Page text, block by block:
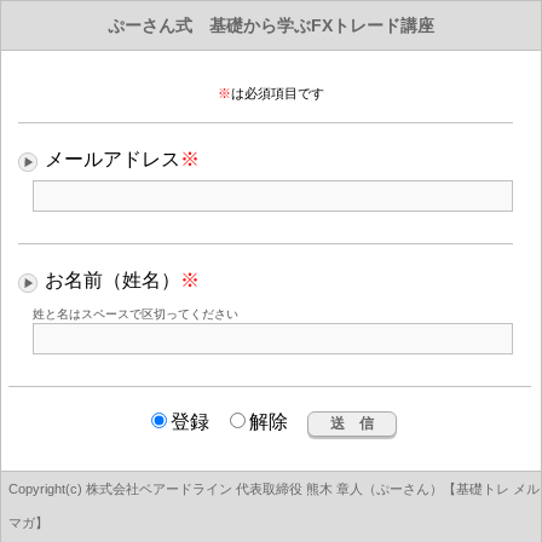
ぷーさん式 基礎から学ぶFXトレード講座
※は必須項目です
メールアドレス ※
お名前（姓名） ※
姓と名はスペースで区切ってください
登録 解除
Copyright(c) 株式会社ベアードライン 代表取締役 熊木 章人（ぷーさん）【基礎トレ メル
マガ】